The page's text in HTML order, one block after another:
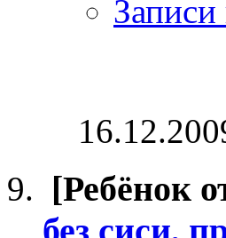
Записи
[Ребёнок